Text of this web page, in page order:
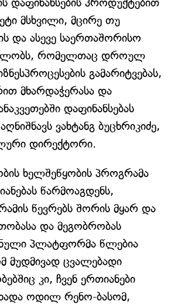
მსხვილი, მცირე თუ
და ასევე საერთაშორისო
რომელთაც დროულ
გამარიტვებას,
მხარდაჭერასა და
დაფინანსებას
ვახტანგ ბუცხრიკიძე,
დირექტორი.
ხელშეწყობის პროგრამა
წარმოაგდენს,
წევრებს შორის მყარ და
და მეგობრობას
პლატფორმა წლებია
მუდმივად ცვალებადი
კი, ჩვენ ერთიანები
ოდილ რენო-ბასომ,